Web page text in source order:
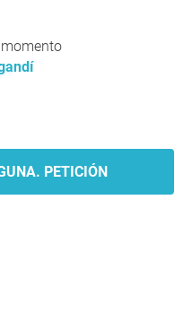
PETICIÓN